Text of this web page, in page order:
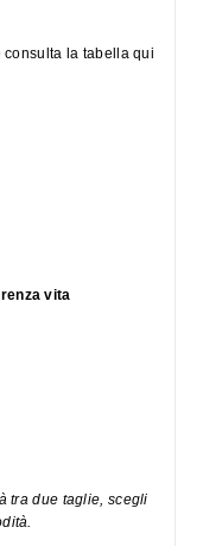
consulta la tabella qui
vita
tra due taglie, scegli